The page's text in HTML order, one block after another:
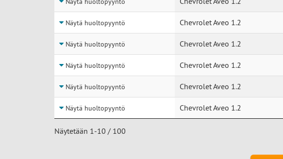
Näytä huoltopyyntö Chevrolet Aveo 1.2
Näytä huoltopyyntö Chevrolet Aveo 1.2
Näytä huoltopyyntö Chevrolet Aveo 1.2
Näytä huoltopyyntö Chevrolet Aveo 1.2
Näytä huoltopyyntö Chevrolet Aveo 1.2
Näytetään 1-10 / 100